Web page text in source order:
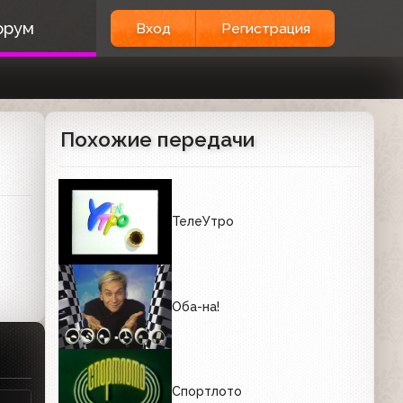
Вход Регистрация
Похожие передачи
ТелеУтро
Оба-на!
Спортлото